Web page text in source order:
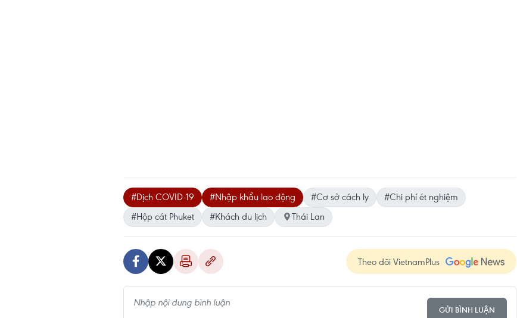
#Dịch COVID-19 #Nhập khẩu lao động #Cơ sở cách ly
#Chi phí ét nghiệm
#Hộp cát Phuket
#Khách du lịch Thái Lan
Theo dõi VietnamPlus
GỬI BÌNH LUẬN